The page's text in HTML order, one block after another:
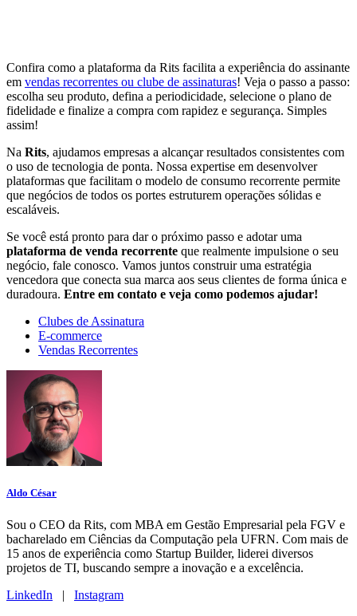
Confira como a plataforma da Rits facilita a experiência do assinante
em vendas recorrentes ou clube de assinaturas! Veja o passo a passo:
escolha seu produto, defina a periodicidade, selecione o plano de
fidelidade e finalize a compra com rapidez e segurança. Simples
assim!
Na Rits, ajudamos empresas a alcançar resultados consistentes com
o uso de tecnologia de ponta. Nossa expertise em desenvolver
plataformas que facilitam o modelo de consumo recorrente permite
que negócios de todos os portes estruturem operações sólidas e
escaláveis.
Se você está pronto para dar o próximo passo e adotar uma
plataforma de venda recorrente que realmente impulsione o seu
negócio, fale conosco. Vamos juntos construir uma estratégia
vencedora que conecta sua marca aos seus clientes de forma única e
duradoura. Entre em contato e veja como podemos ajudar!
Clubes de Assinatura
E-commerce
Vendas Recorrentes
Aldo César
Sou o CEO da Rits, com MBA em Gestão Empresarial pela FGV e
bacharelado em Ciências da Computação pela UFRN. Com mais de
15 anos de experiência como Startup Builder, liderei diversos
projetos de TI, buscando sempre a inovação e a excelência.
LinkedIn | Instagram